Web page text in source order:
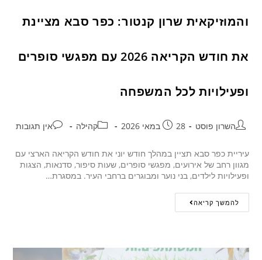
והמוזיקאית שרון קנטור: כפר סבא מציינת
את חודש הקריאה 2026 עם מפגשי סופרים
ופעילויות לכל המשפחה
השרון פוסט 28 במאי 2026 קהילה אין תגובות
עיריית כפר סבא תציין במהלך חודש יוני את חודש הקריאה הארצי עם
מגוון רחב של אירועים, מפגשי סופרים, שעות סיפור, סדנאות, הצגות
ופעילויות לילדים, בני נוער ומבוגרים ברחבי העיר. במסגרת…
להמשך קריאה